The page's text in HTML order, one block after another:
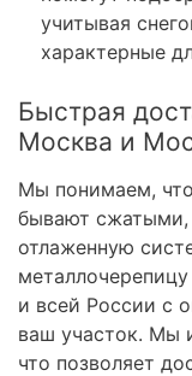
учитывая
характерные
Быстрая
Москва и
Мы понимаем,
бывают сжатыми,
отлаженную
и всей России с
ваш участок. Мы
что позволяет